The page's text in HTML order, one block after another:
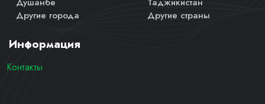
Другие города
Другие страны
Информация
Контакты